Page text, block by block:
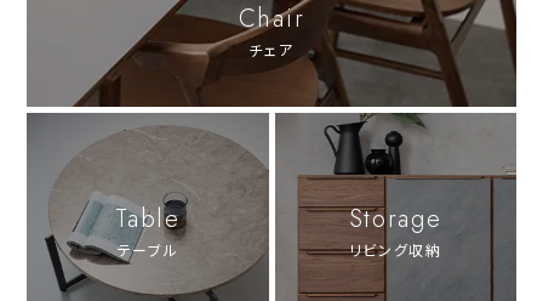
Chair
チェア
Table
テーブル
Storage
リビング収納